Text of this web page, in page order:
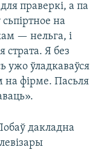
праверкі, а па
на
— нельга, і
страта. Я без
ужо ўладкаваўся
на фірме. Пасьля
дакладна